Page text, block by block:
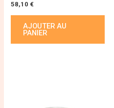
58,10 €
AJOUTER AU
PANIER